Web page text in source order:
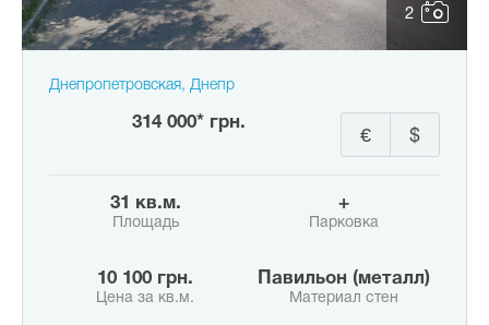
2
Днепропетровская, Днепр
314 000* грн.
$
€
31 кв.м.
Площадь
+
Парковка
10 100 грн.
Цена за кв.м.
Павильон (металл)
Материал стен